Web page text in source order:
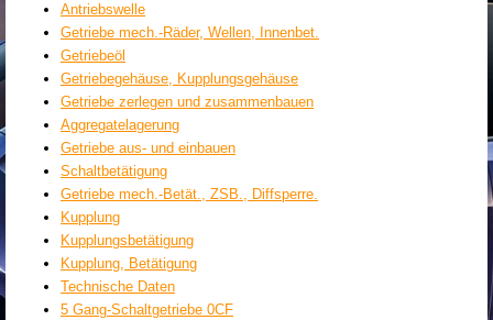
Antriebswelle
Getriebe mech.-Räder, Wellen, Innenbet.
Getriebeöl
Getriebegehäuse, Kupplungsgehäuse
Getriebe zerlegen und zusammenbauen
Aggregatelagerung
Getriebe aus- und einbauen
Schaltbetätigung
Getriebe mech.-Betät., ZSB., Diffsperre.
Kupplung
Kupplungsbetätigung
Kupplung, Betätigung
Technische Daten
5 Gang-Schaltgetriebe 0CF